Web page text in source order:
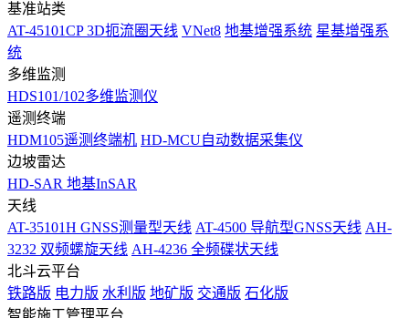
基准站类
AT-45101CP 3D扼流圈天线 VNet8 地基增强系统 星基增强系
统
多维监测
HDS101/102多维监测仪
遥测终端
HDM105遥测终端机 HD-MCU自动数据采集仪
边坡雷达
HD-SAR 地基InSAR
天线
AT-35101H GNSS测量型天线 AT-4500 导航型GNSS天线 AH-
3232 双频螺旋天线 AH-4236 全频碟状天线
北斗云平台
铁路版 电力版 水利版 地矿版 交通版 石化版
智能施工管理平台